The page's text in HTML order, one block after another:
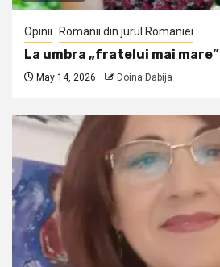
Opinii Romanii din jurul Romaniei
La umbra „fratelui mai mare”
May 14, 2026 Doina Dabija